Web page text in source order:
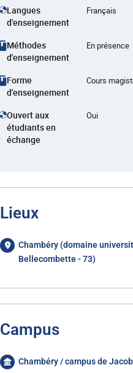
Langues
d'enseignement
Français
Méthodes
d'enseignement
En présence
Forme
d'enseignement
Cours
Ouvert aux
étudiants en
échange
Oui
Lieux
Chambéry (domaine
Bellecombette - 73)
Campus
Chambéry / campus de